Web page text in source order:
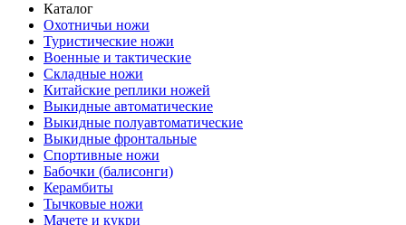
Каталог
Охотничьи ножи
Туристические ножи
Военные и тактические
Складные ножи
Китайские реплики ножей
Выкидные автоматические
Выкидные полуавтоматические
Выкидные фронтальные
Спортивные ножи
Бабочки (балисонги)
Керамбиты
Тычковые ножи
Мачете и кукри